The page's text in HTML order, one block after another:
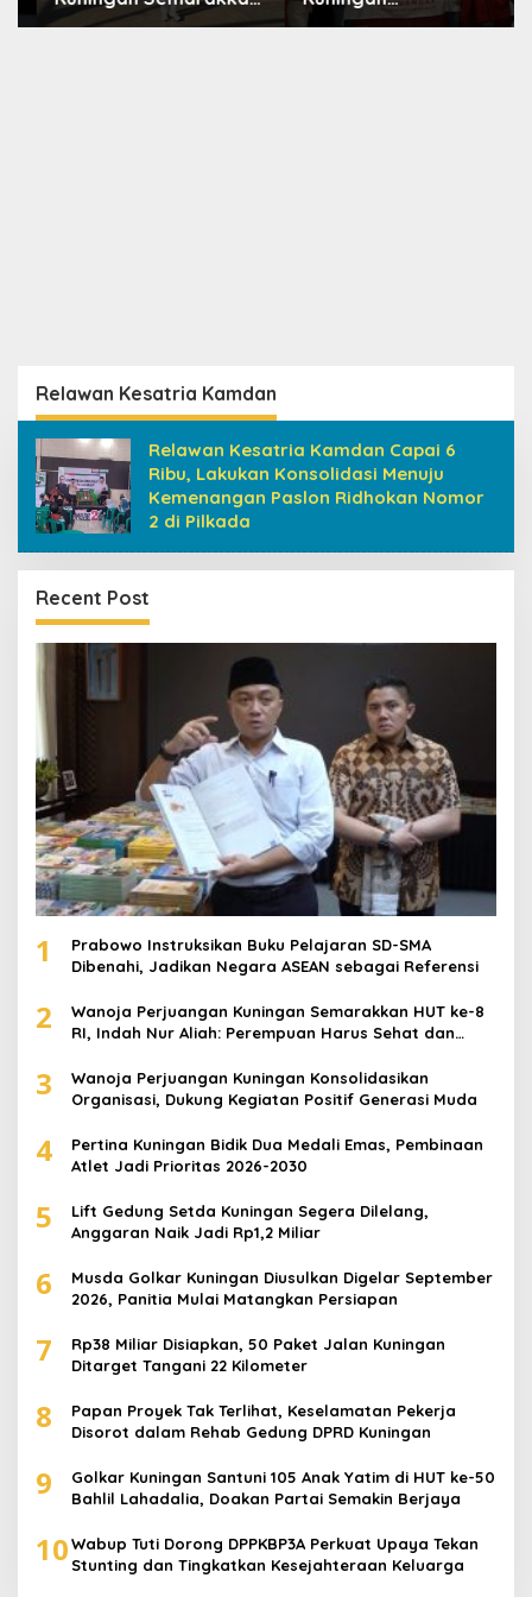
HUT ke-8 RI, Indah Nur
Konsolidasikan
Relawan Kesatria Kamdan
Relawan Kesatria Kamdan Capai 6
Ribu, Lakukan Konsolidasi Menuju
Kemenangan Paslon Ridhokan Nomor
2 di Pilkada
Recent Post
1
Prabowo Instruksikan Buku Pelajaran SD-SMA
Dibenahi, Jadikan Negara ASEAN sebagai Referensi
2
Wanoja Perjuangan Kuningan Semarakkan HUT ke-8
RI, Indah Nur Aliah: Perempuan Harus Sehat dan
3
Wanoja Perjuangan Kuningan Konsolidasikan
Organisasi, Dukung Kegiatan Positif Generasi Muda
4
Pertina Kuningan Bidik Dua Medali Emas, Pembinaan
Atlet Jadi Prioritas 2026-2030
5
Lift Gedung Setda Kuningan Segera Dilelang,
Anggaran Naik Jadi Rp1,2 Miliar
6
Musda Golkar Kuningan Diusulkan Digelar September
2026, Panitia Mulai Matangkan Persiapan
7
Rp38 Miliar Disiapkan, 50 Paket Jalan Kuningan
Ditarget Tangani 22 Kilometer
8
Papan Proyek Tak Terlihat, Keselamatan Pekerja
Disorot dalam Rehab Gedung DPRD Kuningan
9
Golkar Kuningan Santuni 105 Anak Yatim di HUT ke-50
Bahlil Lahadalia, Doakan Partai Semakin Berjaya
10Wabup Tuti Dorong DPPKBP3A Perkuat Upaya Tekan
Stunting dan Tingkatkan Kesejahteraan Keluarga